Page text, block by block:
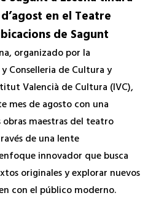
en el Teatre
de Sagunt
organizado por la
Conselleria de Cultura y
Valencià de Cultura (IVC),
mes de agosto con una
maestras del teatro
de una lente
innovador que busca
originales y explorar nuevos
con el público moderno.